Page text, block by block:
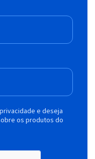
e deseja
os produtos do